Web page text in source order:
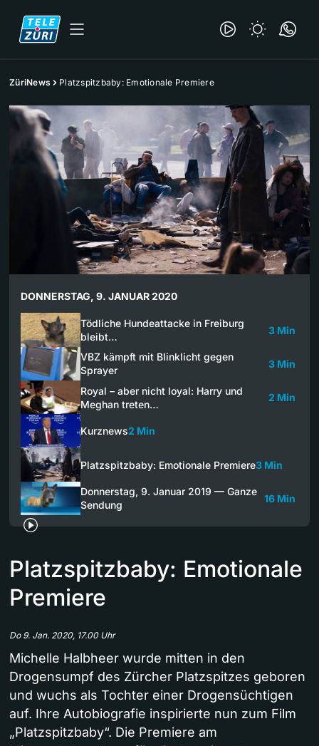
ZüriNews Platzspitzbaby: Emotionale Premiere
DONNERSTAG, 9. JANUAR 2020
Tödliche Hundeattacke in Freiburg
bleibt…
3 Min
VBZ kämpft mit Blinklicht gegen
Sprayer
3 Min
Royal – aber nicht loyal: Harry und
Meghan treten…
2 Min
Kurznews2 Min
Platzspitzbaby: Emotionale Premiere3 Min
Donnerstag, 9. Januar 2019 — Ganze
Sendung
16 Min
Platzspitzbaby: Emotionale
Premiere
Do 9. Jan. 2020, 17.00 Uhr
Michelle Halbheer wurde mitten in den
Drogensumpf des Zürcher Platzspitzes geboren
und wuchs als Tochter einer Drogensüchtigen
auf. Ihre Autobiografie inspirierte nun zum Film
„Platzspitzbaby“. Die Premiere am